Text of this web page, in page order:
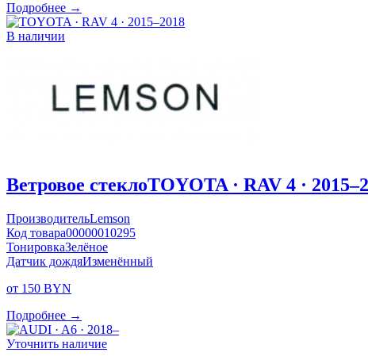
Подробнее →
В наличии
Ветровое стеклоTOYOTA · RAV 4 ·
ПроизводительLemson
Код товара00000010295
ТонировкаЗелёное
Датчик дождяИзменённый
от 150 BYN
Подробнее →
Уточнить наличие